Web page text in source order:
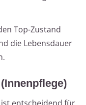
Top-Zustand
die Lebensdauer